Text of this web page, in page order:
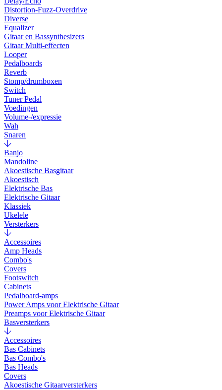
Distortion-Fuzz-Overdrive
Diverse
Equalizer
Gitaar en Bassynthesizers
Gitaar Multi-effecten
Looper
Pedalboards
Reverb
Stomp/drumboxen
Switch
Tuner Pedal
Voedingen
Volume-/expressie
Wah
Snaren
Banjo
Mandoline
Akoestische Basgitaar
Akoestisch
Elektrische Bas
Elektrische Gitaar
Klassiek
Ukelele
Versterkers
Accessoires
Amp Heads
Combo's
Covers
Footswitch
Cabinets
Pedalboard-amps
Power Amps voor Elektrische Gitaar
Preamps voor Elektrische Gitaar
Basversterkers
Accessoires
Bas Cabinets
Bas Combo's
Bas Heads
Covers
Akoestische Gitaarversterkers